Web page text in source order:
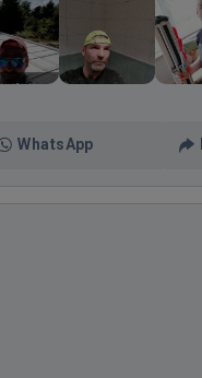
WhatsApp